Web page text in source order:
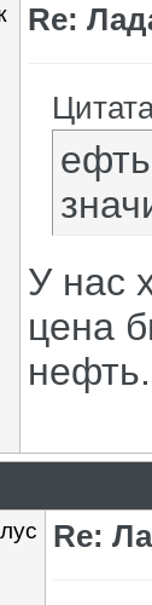
Re:
У нас
цена
нефть.
Re: